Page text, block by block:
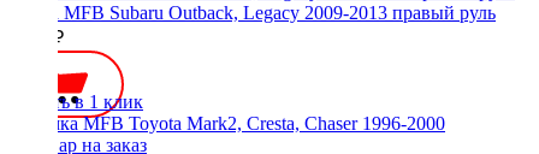
Рамка MFB Subaru Outback, Legacy 2009-2013 правый руль
2600 ₽
Купить в 1 клик